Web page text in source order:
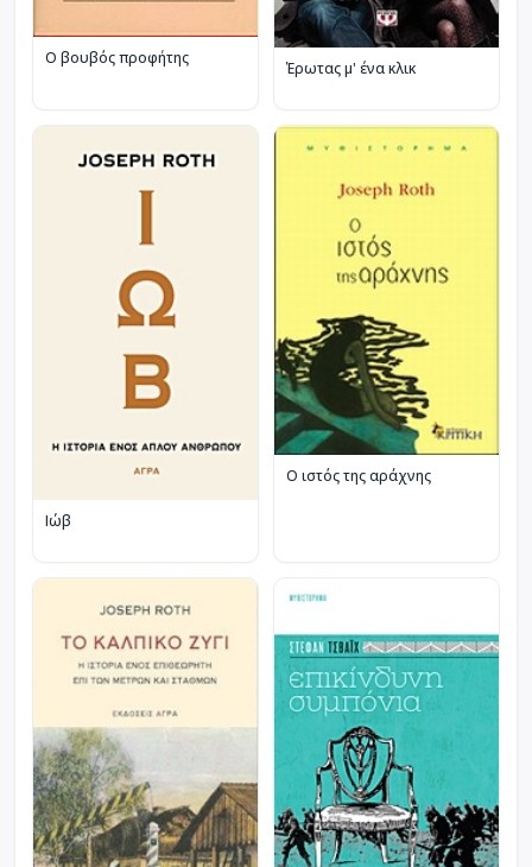
Ο βουβός προφήτης
Έρωτας μ' ένα κλικ
Ιώβ
Ο ιστός της αράχνης